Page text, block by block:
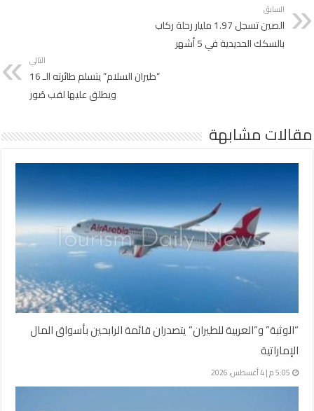
السابق
الصين تسجل 1.97 مليار رحلة ركاب
بالسكك الحديدية في 5 أشهر
التالي
“طيران السلام” يتسلم طائرته الـ 16
ويطلق عليها لقب صُور‬⁩
مقالات مشابهة
“الوثبة” و”العربية للطيران” يتصدران قائمة الرابحين بأسواق المال
الإماراتية
5:05 م | 4 أغسطس، 2026